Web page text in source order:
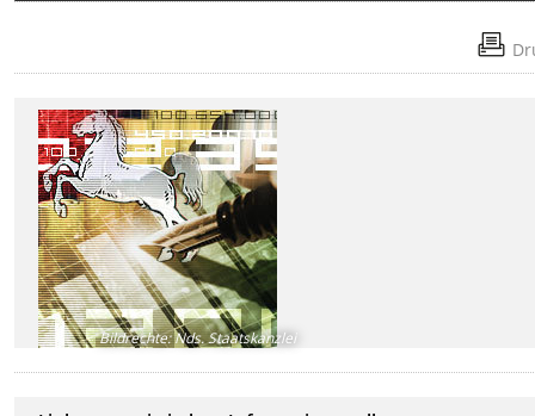
Bildrechte:Nds. Staatskanzlei